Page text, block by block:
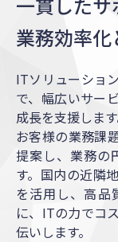
業務効率
ITソリューショ
で、幅広いサー
成長を支援します
お客様の業務課
提案し、業務の
す。国内の近隣
を活用し、高品
に、ITの力でコ
伝いします。